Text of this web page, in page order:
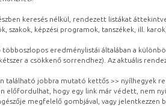
keresés nélkül, rendezett listákat
szakok, képzési programok, tanszékek, ill.
többoszlopos eredménylistái általában a
a csökkenő sorrendhez). Az aktuális
található jobbra mutató kettős >> nyílhegyek
előfordulhat, hogy egy link már védett, nem
megfelelő gombjával, vagy